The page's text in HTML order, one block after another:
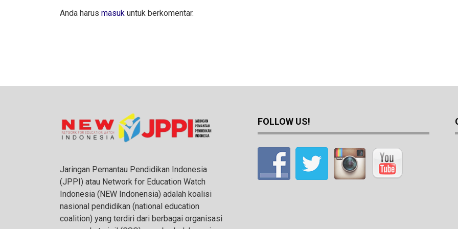
Anda harus masuk untuk berkomentar.
Jaringan Pemantau Pendidikan Indonesia
(JPPI) atau Network for Education Watch
Indonesia (NEW Indonensia) adalah koalisi
nasional pendidikan (national education
coalition) yang terdiri dari berbagai organisasi
FOLLOW US!